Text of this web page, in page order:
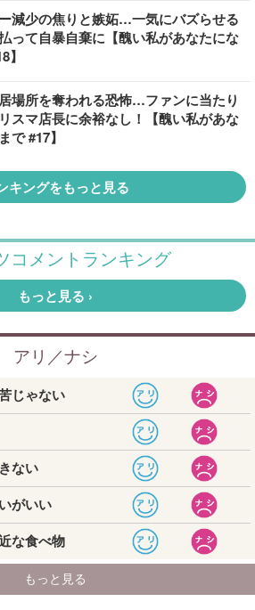
減少の焦りと嫉妬…一気にバズらせる
って自暴自棄に【醜い私があなたにな
】
場所を奪われる恐怖…ファンに当たり
スマ店長に余裕なし！【醜い私があな
で #17】
キングをもっと見る